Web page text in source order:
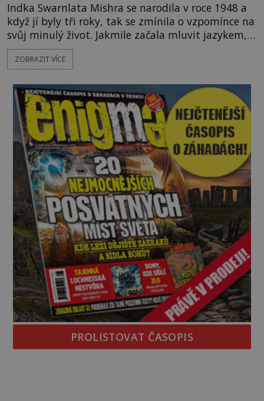
Indka Swarnlata Mishra se narodila v roce 1948 a
když jí byly tři roky, tak se zmínila o vzpomínce na
svůj minulý život. Jakmile začala mluvit jazykem,
který nikdo nezná, začali rodiče její podivné
chování brát vážně. Je snad důkazem reinkarnace?
Na první pohled se zdá, že to bu
ZOBRAZIT VÍCE
PROLISTOVAT ČASOPIS